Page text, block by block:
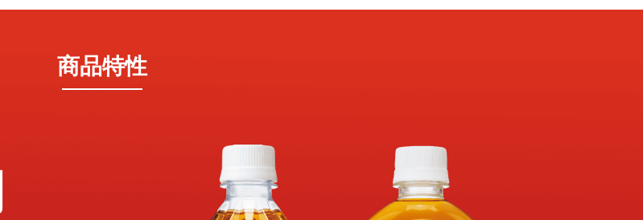
商品特性